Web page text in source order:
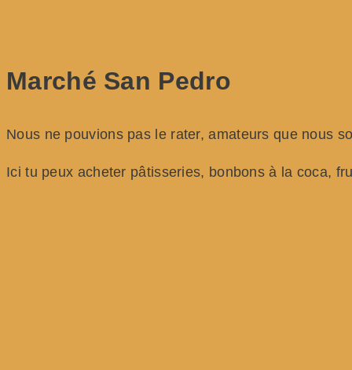
Marché San Pedro
Nous ne pouvions pas le rater, amateurs que nous
Ici tu peux acheter pâtisseries, bonbons à la coca,